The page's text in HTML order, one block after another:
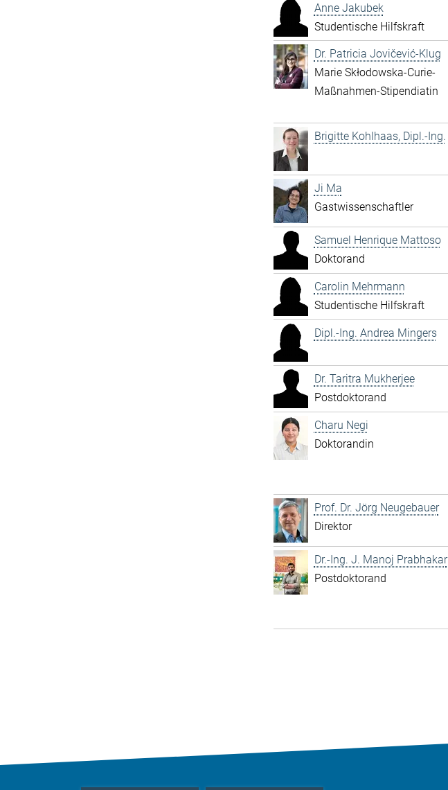
Anne Jakubek
Studentische Hilfskraft
Dr. Patricia Jovičević-Klug
Marie Skłodowska-Curie-
Maßnahmen-Stipendiatin
Brigitte Kohlhaas, Dipl.-Ing.
Ji Ma
Gastwissenschaftler
Samuel Henrique Mattoso
Doktorand
Carolin Mehrmann
Studentische Hilfskraft
Dipl.-Ing. Andrea Mingers
Dr. Taritra Mukherjee
Postdoktorand
Charu Negi
Doktorandin
Prof. Dr. Jörg Neugebauer
Direktor
Dr.-Ing. J. Manoj Prabhakar
Postdoktorand